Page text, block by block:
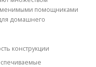
помощниками
домашнего
конструкции